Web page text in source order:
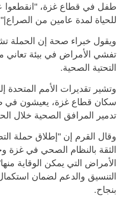
طفل في قطاع غزة، "انقطعوا
للحياة لمدة عامين من
ويقول خبراء صحة إن الحملة
تفشي الأمراض في بيئة تعاني من
التحتية الصحية.
سكان قطاع غزة، يعيشون في
تدمير المرافق الصحية خلال
وقال القرم إن "إطلاق حملة
الثقة بالنظام الصحي في غزة
الأمراض التي يمكن الوقاية
التنسيق والدعم لضمان
بنجاح.